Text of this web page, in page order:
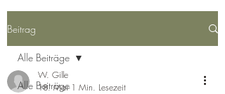
Beitrag
Alle Beiträge
Alle Beiträge
W. Gille
18. Mai 1 Min. Lesezeit